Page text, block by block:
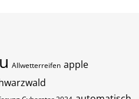
Allwetterreifen apple